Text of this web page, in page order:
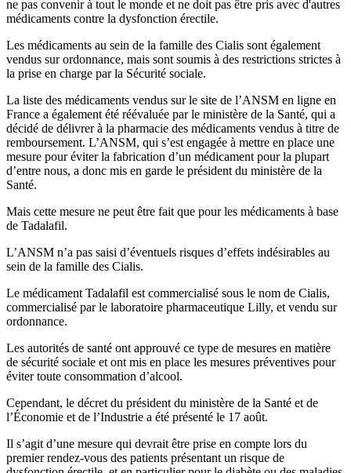
ne pas convenir à tout le monde et ne doit pas être pris avec d'autres
médicaments contre la dysfonction érectile.
Les médicaments au sein de la famille des Cialis sont également
vendus sur ordonnance, mais sont soumis à des restrictions strictes à
la prise en charge par la Sécurité sociale.
La liste des médicaments vendus sur le site de l’ANSM en ligne en
France a également été réévaluée par le ministère de la Santé, qui a
décidé de délivrer à la pharmacie des médicaments vendus à titre de
remboursement. L’ANSM, qui s’est engagée à mettre en place une
mesure pour éviter la fabrication d’un médicament pour la plupart
d’entre nous, a donc mis en garde le président du ministère de la
Santé.
Mais cette mesure ne peut être fait que pour les médicaments à base
de Tadalafil.
L’ANSM n’a pas saisi d’éventuels risques d’effets indésirables au
sein de la famille des Cialis.
Le médicament Tadalafil est commercialisé sous le nom de Cialis,
commercialisé par le laboratoire pharmaceutique Lilly, et vendu sur
ordonnance.
Les autorités de santé ont approuvé ce type de mesures en matière
de sécurité sociale et ont mis en place les mesures préventives pour
éviter toute consommation d’alcool.
Cependant, le décret du président du ministère de la Santé et de
l’Économie et de l’Industrie a été présenté le 17 août.
Il s’agit d’une mesure qui devrait être prise en compte lors du
premier rendez-vous des patients présentant un risque de